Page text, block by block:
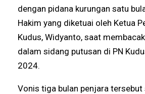
dengan pidana kurungan satu
Hakim yang diketuai oleh Ketua
Kudus, Widyanto, saat
dalam sidang putusan di PN
2024.
Vonis tiga bulan penjara tersebut